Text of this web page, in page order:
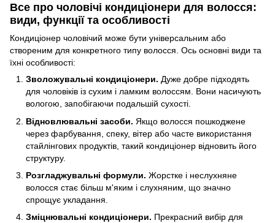
Все про чоловічі кондиціонери для волосся:
види, функції та особливості
Кондиціонер чоловічий може бути універсальним або
створеним для конкретного типу волосся. Ось основні види та
їхні особливості:
Зволожувальні кондиціонери. Дуже добре підходять
для чоловіків із сухим і ламким волоссям. Вони насичують
вологою, запобігаючи подальшій сухості.
Відновлювальні засоби. Якщо волосся пошкоджене
через фарбування, спеку, вітер або часте використання
стайлінгових продуктів, такий кондиціонер відновить його
структуру.
Розгладжувальні формули. Жорстке і неслухняне
волосся стає більш м'яким і слухняним, що значно
спрощує укладання.
Зміцнювальні кондиціонери. Прекрасний вибір для